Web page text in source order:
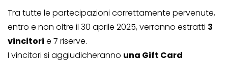
Tra tutte le partecipazioni correttamente pervenute,
entro e non oltre il 30 aprile 2025, verranno estratti 3
vincitori e 7 riserve.
I vincitori si aggiudicheranno una Gift Card